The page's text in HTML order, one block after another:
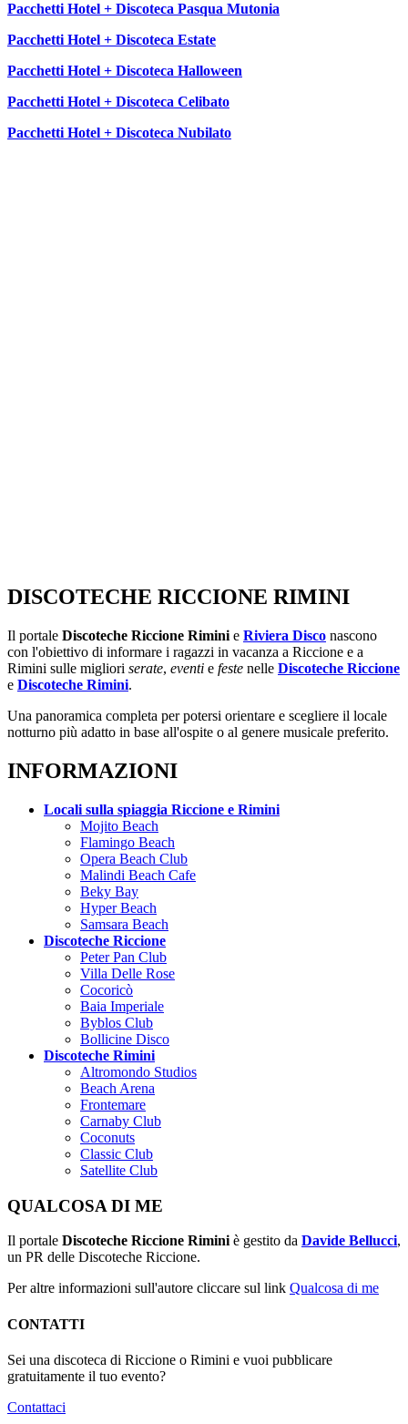
Pacchetti Hotel + Discoteca Pasqua Mutonia
Pacchetti Hotel + Discoteca Estate
Pacchetti Hotel + Discoteca Halloween
Pacchetti Hotel + Discoteca Celibato
Pacchetti Hotel + Discoteca Nubilato
DISCOTECHE RICCIONE RIMINI
Il portale Discoteche Riccione Rimini e Riviera Disco nascono
con l'obiettivo di informare i ragazzi in vacanza a Riccione e a
Rimini sulle migliori serate, eventi e feste nelle Discoteche Riccione
e Discoteche Rimini.
Una panoramica completa per potersi orientare e scegliere il locale
notturno più adatto in base all'ospite o al genere musicale preferito.
INFORMAZIONI
Locali sulla spiaggia Riccione e Rimini
Mojito Beach
Flamingo Beach
Opera Beach Club
Malindi Beach Cafe
Beky Bay
Hyper Beach
Samsara Beach
Discoteche Riccione
Peter Pan Club
Villa Delle Rose
Cocoricò
Baia Imperiale
Byblos Club
Bollicine Disco
Discoteche Rimini
Altromondo Studios
Beach Arena
Frontemare
Carnaby Club
Coconuts
Classic Club
Satellite Club
QUALCOSA DI ME
Il portale Discoteche Riccione Rimini è gestito da Davide Bellucci,
un PR delle Discoteche Riccione.
Per altre informazioni sull'autore cliccare sul link Qualcosa di me
CONTATTI
Sei una discoteca di Riccione o Rimini e vuoi pubblicare
gratuitamente il tuo evento?
Contattaci